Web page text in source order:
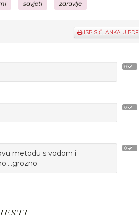
savjeti zdravlje
ISPIS ČLANKA U PDF
0
0
0
metodu s vodom i